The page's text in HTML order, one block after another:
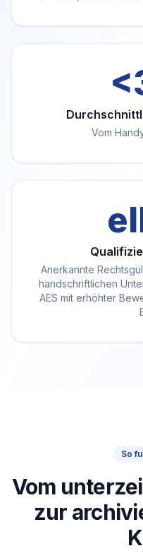
Vom
Anerkannte
handschriftlichen
AES mit erhöhter
So
Vom
zur